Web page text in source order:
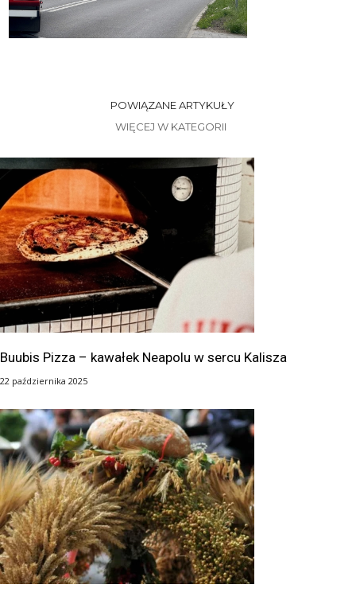
POWIĄZANE ARTYKUŁY
WIĘCEJ W KATEGORII
Buubis Pizza – kawałek Neapolu w sercu Kalisza
22 października 2025